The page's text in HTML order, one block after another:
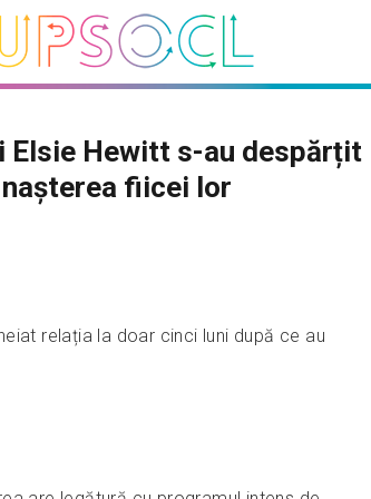
Elsie Hewitt s-au despărțit
fiicei lor
relația la doar cinci luni după ce au